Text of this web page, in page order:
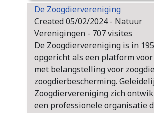
De Zoogdiervereniging
Created 05/02/2024 - Natuur
Verenigingen - 707 visites
De Zoogdiervereniging is in
opgericht als een platform
met belangstelling voor
zoogdierbescherming.
Zoogdiervereniging zich
een professionele organisatie